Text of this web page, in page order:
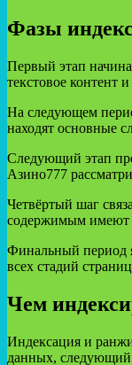
Фазы
Первый этап
текстовое контент
На следующем
находят основные
Следующий этап
Азино777
Четвёртый шаг
содержимым имеют
Финальный период
всех стадий
Чем
Индексация и
данных, следующий